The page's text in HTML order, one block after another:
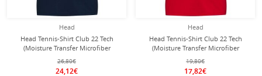
Head
Head Tennis-Shirt Club 22 Tech
(Moisture Transfer Microfiber
Technologie) dunkelblau Damen
26,80€
24,12€
Head
Head Tennis-Shirt Club 22 Tech
(Moisture Transfer Microfiber
Technologie) rot Damen
19,80€
17,82€